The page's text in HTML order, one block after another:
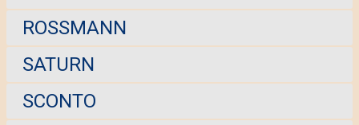
ROSSMANN
SATURN
SCONTO